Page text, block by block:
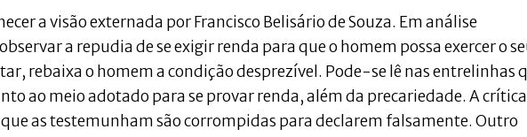
a visão externada por Francisco Belisário de Souza. Em análise
a repudia de se exigir renda para que o homem possa exercer o
rebaixa o homem a condição desprezível. Pode-se lê nas entrelinhas
ao meio adotado para se provar renda, além da precariedade. A crítica
as testemunham são corrompidas para declarem falsamente. Outro